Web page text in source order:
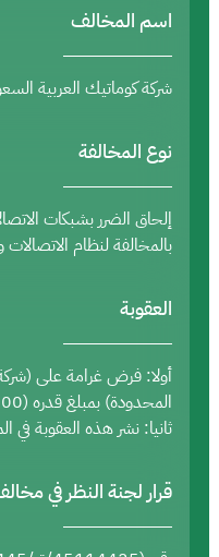
اسم المخالف
شركة كوماتيك العربية
نوع المخالفة
إلحاق الضرر بشبكات
بالمخالفة لنظام
العقوبة
أولا: فرض غرامة على
المحدودة) بمبلغ قدره (1,000) ريال سعودي.
ثانيا: نشر هذه العقوبة في
قرار لجنة النظر في